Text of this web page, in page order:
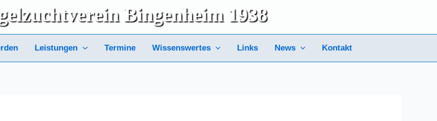
Bingenheim 1938
Leistungen Termine Wissenswertes Links News Kontakt